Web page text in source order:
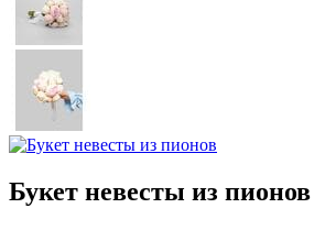
Букет невесты из пионов